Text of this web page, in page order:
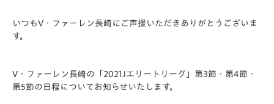
いつもV・ファーレン長崎にご声援いただきありがとうございま
す。
V・ファーレン長崎の「2021Jエリートリーグ」第3節・第4節・
第5節の日程についてお知らせいたします。